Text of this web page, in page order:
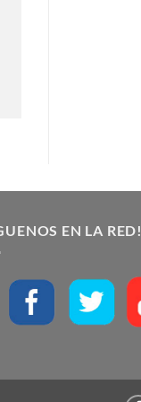
EN LA RED!